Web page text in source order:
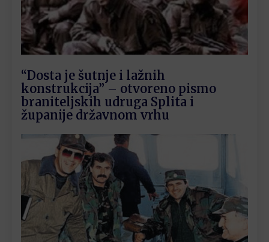
“Dosta je šutnje i lažnih
konstrukcija” – otvoreno pismo
braniteljskih udruga Splita i
županije državnom vrhu